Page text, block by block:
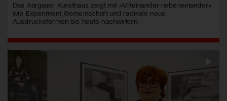
Das Aargauer Kunsthaus zeigt mit «Miteinander nebeneinander»,
wie Experiment, Gemeinschaft und radikale neue
Ausdrucksformen bis heute nachwirken.